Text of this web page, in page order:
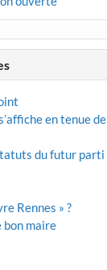
en tenue de
du futur parti
Rennes » ?
bon maire